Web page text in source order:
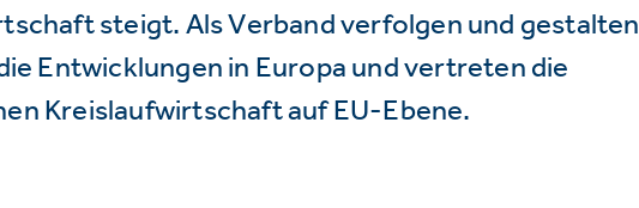
steigt. Als Verband verfolgen und gestalten
Entwicklungen in Europa und vertreten die
Kreislaufwirtschaft auf EU-Ebene.